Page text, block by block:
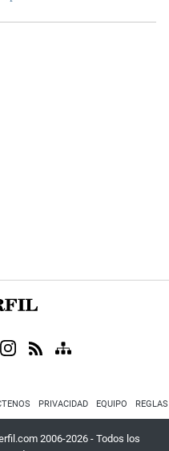
PRIVACIDAD EQUIPO
2006-2026 - Todos los